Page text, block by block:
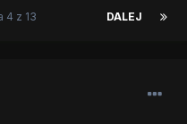
DALEJ
4 z 13